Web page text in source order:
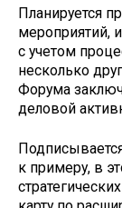
Планируется
мероприятий,
с учетом
несколько
Форума
деловой
к примеру, в